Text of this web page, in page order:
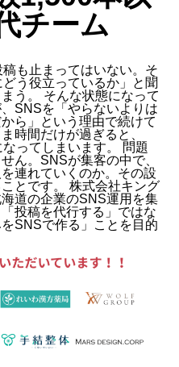
チーム
も止まってはいない。そ
う役立っているか」と聞
う。 そんな状態になって
SNSを「やらないよりは
ら」という理由で続けて
時間だけが過ぎると、
ってしまいます。 問題
ん。SNSが集客の中で、
連れていくのか。その設
とです。 株式会社キング
道の企業のSNS運用を集
投稿を代行する」ではな
SNSで作る」ことを目的